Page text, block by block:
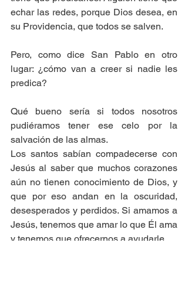
echar las redes, porque Dios desea, en
su Providencia, que todos se salven.
Pero, como dice San Pablo en otro
lugar: ¿cómo van a creer si nadie les
predica?
Qué bueno sería si todos nosotros
pudiéramos tener ese celo por la
salvación de las almas.
Los santos sabían compadecerse con
Jesús al saber que muchos corazones
aún no tienen conocimiento de Dios, y
que por eso andan en la oscuridad,
desesperados y perdidos. Si amamos a
Jesús, tenemos que amar lo que Él ama
y tenemos que ofrecernos a ayudarle.